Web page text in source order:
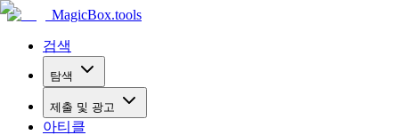
MagicBox.tools
검색
탐색
제출 및 광고
아티클